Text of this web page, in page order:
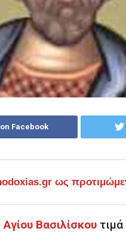
Facebook
ως
Αγίου Βασιλίσκου